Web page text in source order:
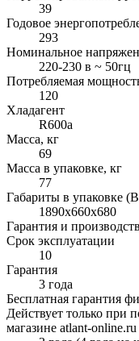
39
Годовое
293
Номинальное
220-230 в ~ 50гц
Потребляемая
120
Хладагент
R600a
Масса, кг
69
Масса в упаковке, кг
77
Габариты в упаковке
1890x660x680
Гарантия и
Срок эксплуатации
10
Гарантия
3 года
Бесплатная гарантия
Действует только при
магазине atlant-online.ru